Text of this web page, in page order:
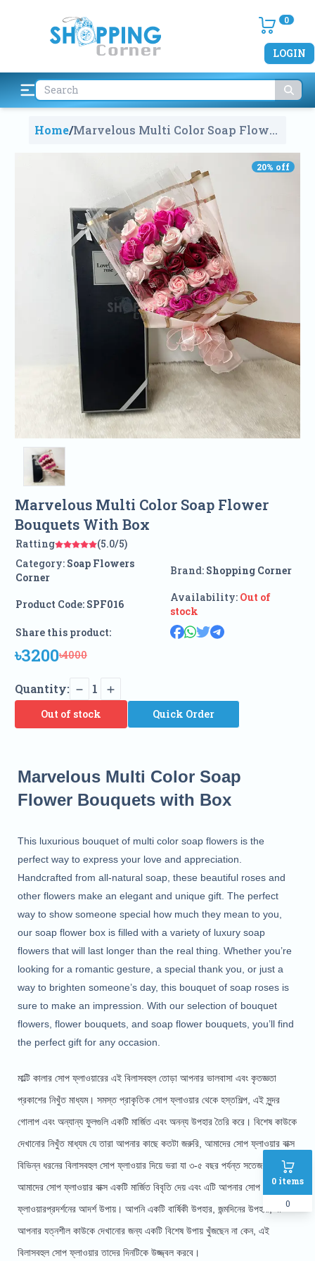
0
LOGIN
0 items
0
Home/Marvelous Multi Color Soap Flower
20% off
Marvelous Multi Color Soap Flower
Bouquets With Box
Ratting
(5.0/5)
Category: Soap Flowers
Corner
Brand: Shopping Corner
Product Code: SPF016
Availability: Out of
stock
Share this product:
৳3200৳4000
Quantity: 1
Out of stock Quick Order
Marvelous Multi Color Soap
Flower Bouquets with Box
This luxurious bouquet of multi color soap flowers is the
perfect way to express your love and appreciation.
Handcrafted from all-natural soap, these beautiful roses and
other flowers make an elegant and unique gift. The perfect
way to show someone special how much they mean to you,
our soap flower box is filled with a variety of luxury soap
flowers that will last longer than the real thing. Whether you’re
looking for a romantic gesture, a special thank you, or just a
way to brighten someone’s day, this bouquet of soap roses is
sure to make an impression. With our selection of bouquet
flowers, flower bouquets, and soap flower bouquets, you’ll find
the perfect gift for any occasion.
মাল্টি কালার সোপ ফ্লাওয়ারের এই বিলাসবহুল তোড়া আপনার ভালবাসা এবং কৃতজ্ঞতা
প্রকাশের নিখুঁত মাধ্যম। সমস্ত প্রাকৃতিক সোপ ফ্লাওয়ার থেকে হস্তশিল্প, এই সুন্দর
গোলাপ এবং অন্যান্য ফুলগুলি একটি মার্জিত এবং অনন্য উপহার তৈরি করে। বিশেষ কাউকে
দেখানোর নিখুঁত মাধ্যম যে তারা আপনার কাছে কতটা জরুরি, আমাদের সোপ ফ্লাওয়ার বাক্স
বিভিন্ন ধরনের বিলাসবহুল সোপ ফ্লাওয়ার দিয়ে ভরা যা ৩-৫ বছর পর্যন্ত সতেজ থাকে ।
আমাদের সোপ ফ্লাওয়ার বাক্স একটি মার্জিত বিবৃতি দেয় এবং এটি আপনার সোপ
ফ্লাওয়ারপ্রদর্শনের আদর্শ উপায়। আপনি একটি বার্ষিকী উপহার, জন্মদিনের উপহার, বা
আপনার যত্নশীল কাউকে দেখানোর জন্য একটি বিশেষ উপায় খুঁজছেন না কেন, এই
বিলাসবহুল সোপ ফ্লাওয়ার তাদের দিনটিকে উজ্জ্বল করবে।